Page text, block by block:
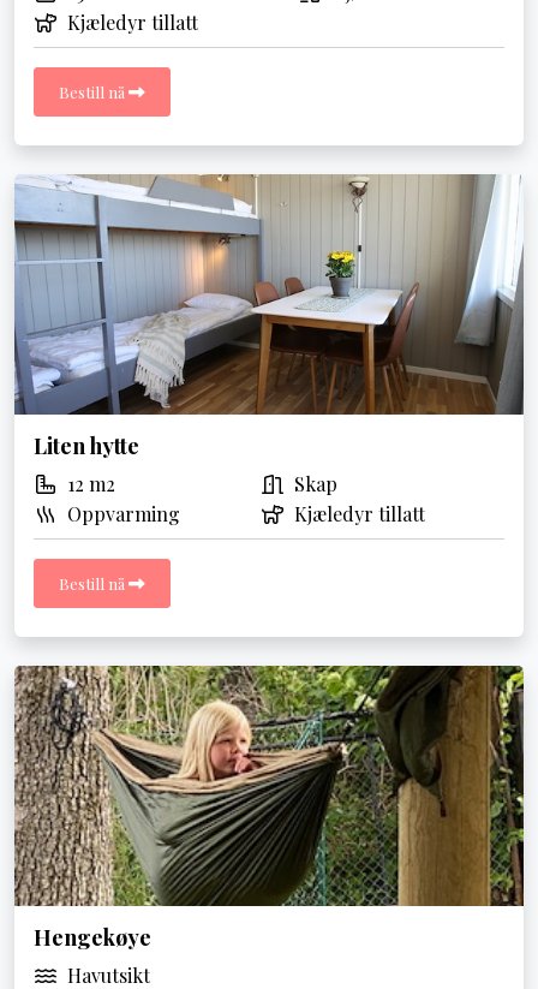
Kjæledyr tillatt
Bestill nå
Liten hytte
12 m2
Skap
Oppvarming
Kjæledyr tillatt
Bestill nå
Hengekøye
Havutsikt